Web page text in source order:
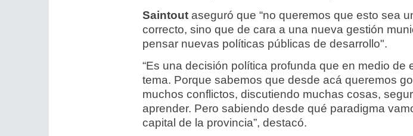
Saintoutaseguró que “no queremos que esto sea
correcto, sino que de cara a una nueva gestión
pensar nuevas políticas públicas de desarrollo".
“Es una decisión política profunda que en medio de
tema. Porque sabemos que desde acá queremos
muchos conflictos, discutiendo muchas cosas,
aprender. Pero sabiendo desde qué paradigma
capital de la provincia”, destacó.